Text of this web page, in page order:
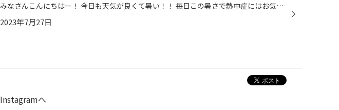
みなさんこんにちはー！ 今日も天気が良くて暑い！！ 毎日この暑さで熱中症にはお気をつけてください( ´∀｀) 本日ご紹介するのはこちら！ ラパン ホイール交換 になります！ いつ見ても可愛らしいクルマですね(ᵔᴥᵔ) 交換するホイールは ピノ？なんだか違うものが頭に浮かびます(笑) アイスじゃない...
2023年7月27日
Instagramへ